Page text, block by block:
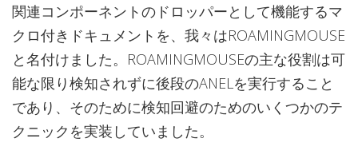
関連コンポーネントのドロッパーとして機能するマ
クロ付きドキュメントを、我々はROAMINGMOUSE
と名付けました。ROAMINGMOUSEの主な役割は可
能な限り検知されずに後段のANELを実行すること
であり、そのために検知回避のためのいくつかのテ
クニックを実装していました。